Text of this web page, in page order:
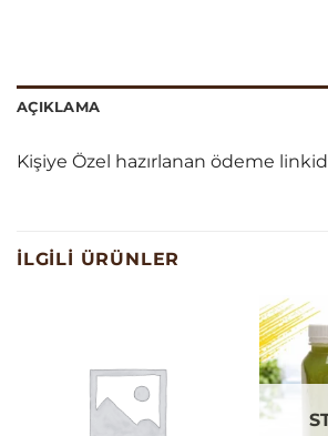
AÇIKLAMA
Kişiye Özel hazırlanan ödeme
İLGILI ÜRÜNLER